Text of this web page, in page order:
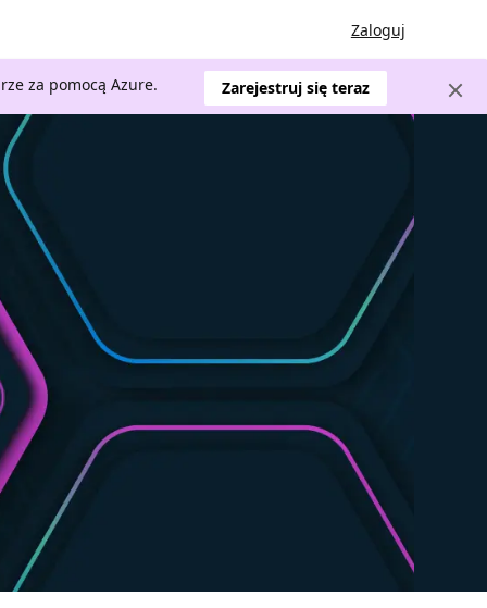
Zaloguj
za pomocą Azure. Zarejestruj się teraz